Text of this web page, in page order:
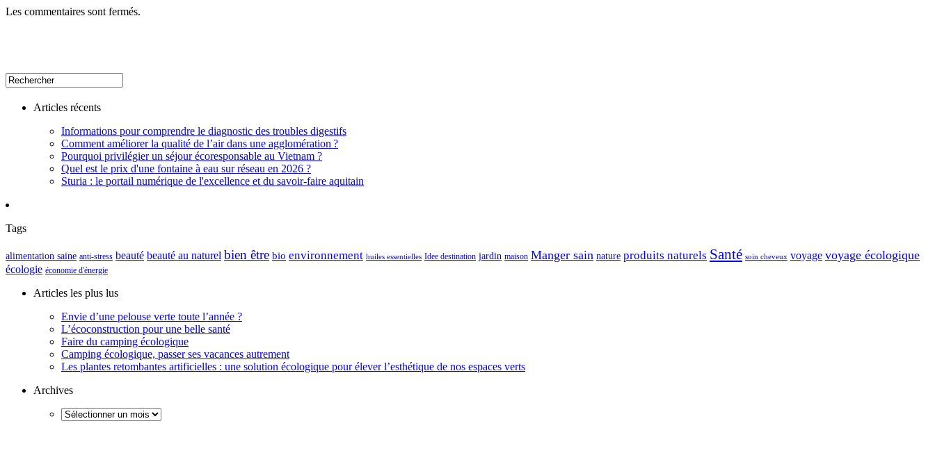
Les commentaires sont fermés.
Articles récents
Informations pour comprendre le diagnostic des troubles digestifs
Comment améliorer la qualité de l’air dans une agglomération ?
Pourquoi privilégier un séjour écoresponsable au Vietnam ?
Quel est le prix d'une fontaine à eau sur réseau en 2026 ?
Sturia : le portail numérique de l'excellence et du savoir-faire aquitain
Tags
alimentation saine anti-stress beauté beauté au naturel bien être bio environnement huiles essentielles Idee destination jardin maison Manger sain nature produits naturels Santé soin cheveux voyage voyage écologique
écologie économie d'énergie
Articles les plus lus
Envie d’une pelouse verte toute l’année ?
L’écoconstruction pour une belle santé
Faire du camping écologique
Camping écologique, passer ses vacances autrement
Les plantes retombantes artificielles : une solution écologique pour élever l’esthétique de nos espaces verts
Archives